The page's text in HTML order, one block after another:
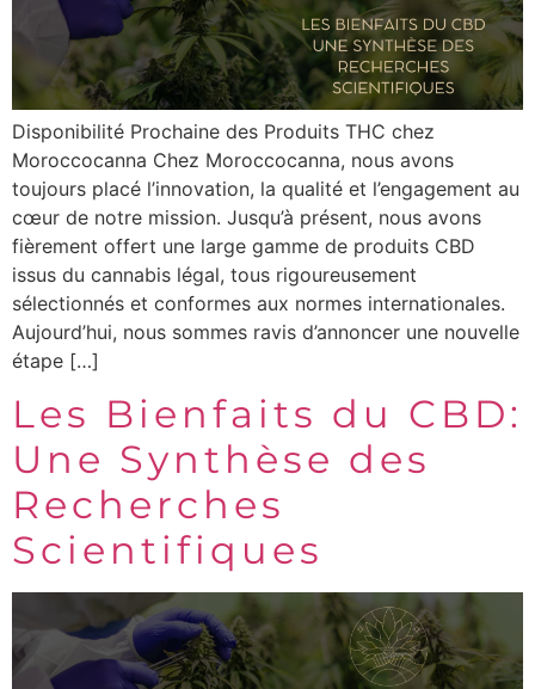
Disponibilité Prochaine des Produits THC chez
Moroccocanna Chez Moroccocanna, nous avons
toujours placé l’innovation, la qualité et l’engagement au
cœur de notre mission. Jusqu’à présent, nous avons
fièrement offert une large gamme de produits CBD
issus du cannabis légal, tous rigoureusement
sélectionnés et conformes aux normes internationales.
Aujourd’hui, nous sommes ravis d’annoncer une nouvelle
étape […]
Les Bienfaits du CBD:
Une Synthèse des
Recherches
Scientifiques